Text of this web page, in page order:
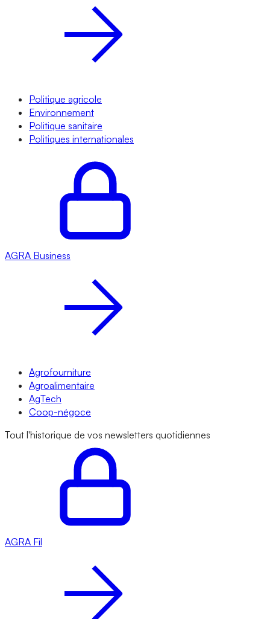
Politique agricole
Environnement
Politique sanitaire
Politiques internationales
AGRA Business
Agrofourniture
Agroalimentaire
AgTech
Coop-négoce
Tout l'historique de vos newsletters quotidiennes
AGRA Fil